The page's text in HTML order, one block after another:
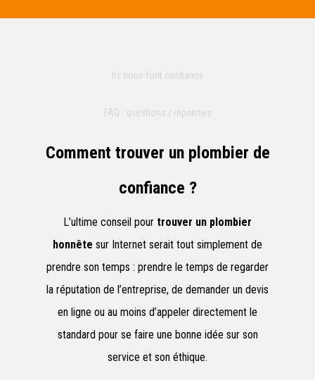
Ils nous font confiance
FAQ : questions / réponses
Comment trouver un plombier de
confiance ?
L’ultime conseil pour trouver un plombier
honnête sur Internet serait tout simplement de
prendre son temps : prendre le temps de regarder
la réputation de l’entreprise, de demander un devis
en ligne ou au moins d’appeler directement le
standard pour se faire une bonne idée sur son
service et son éthique.